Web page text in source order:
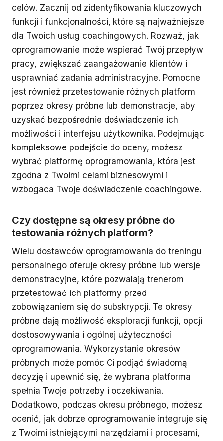
celów. Zacznij od zidentyfikowania kluczowych
funkcji i funkcjonalności, które są najważniejsze
dla Twoich usług coachingowych. Rozważ, jak
oprogramowanie może wspierać Twój przepływ
pracy, zwiększać zaangażowanie klientów i
usprawniać zadania administracyjne. Pomocne
jest również przetestowanie różnych platform
poprzez okresy próbne lub demonstracje, aby
uzyskać bezpośrednie doświadczenie ich
możliwości i interfejsu użytkownika. Podejmując
kompleksowe podejście do oceny, możesz
wybrać platformę oprogramowania, która jest
zgodna z Twoimi celami biznesowymi i
wzbogaca Twoje doświadczenie coachingowe.
Czy dostępne są okresy próbne do
testowania różnych platform?
Wielu dostawców oprogramowania do treningu
personalnego oferuje okresy próbne lub wersje
demonstracyjne, które pozwalają trenerom
przetestować ich platformy przed
zobowiązaniem się do subskrypcji. Te okresy
próbne dają możliwość eksploracji funkcji, opcji
dostosowywania i ogólnej użyteczności
oprogramowania. Wykorzystanie okresów
próbnych może pomóc Ci podjąć świadomą
decyzję i upewnić się, że wybrana platforma
spełnia Twoje potrzeby i oczekiwania.
Dodatkowo, podczas okresu próbnego, możesz
ocenić, jak dobrze oprogramowanie integruje się
z Twoimi istniejącymi narzędziami i procesami,